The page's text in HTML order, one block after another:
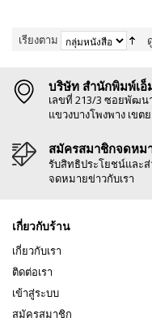
เรียงตาม
บริษัท สำนักพิมพ์เอ็
เลขที่ 213/3 ซอยพัฒน
แขวงบางโพงพาง เขต
สมัครสมาชิกจดหม
รับสิทธิประโยชน์และ
จดหมายข่าวกับเรา
เกี่ยวกับร้าน
เกี่ยวกับเรา
ติดต่อเรา
เข้าสู่ระบบ
สมัครสมาชิก